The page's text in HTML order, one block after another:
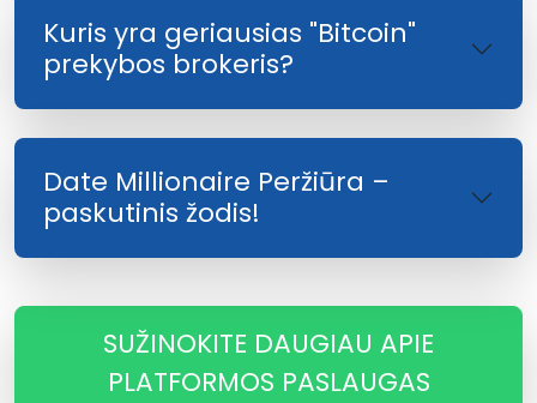
Kuris yra geriausias "Bitcoin"
prekybos brokeris?
Date Millionaire Peržiūra –
paskutinis žodis!
SUŽINOKITE DAUGIAU APIE
PLATFORMOS PASLAUGAS